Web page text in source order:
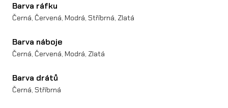
O
X
m
Barva ráfku
Černá, Červená, Modrá, Stříbrná, Zlatá
Barva náboje
Černá, Červená, Modrá, Zlatá
Barva drátů
Černá, Stříbrná